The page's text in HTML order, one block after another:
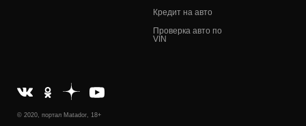
Кредит на авто
Проверка авто по
VIN
© 2020, портал Matador, 18+